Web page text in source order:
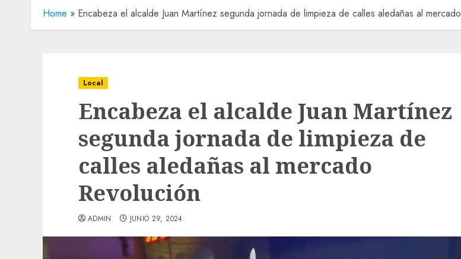
Home » Encabeza el alcalde Juan Martínez segunda jornada de limpieza de calles aledañas al
Local
Encabeza el alcalde Juan Martínez
segunda jornada de limpieza de
calles aledañas al mercado
Revolución
ADMIN JUNIO 29, 2024